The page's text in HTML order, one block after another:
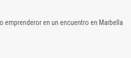
emprenderor en un encuentro en Marbella